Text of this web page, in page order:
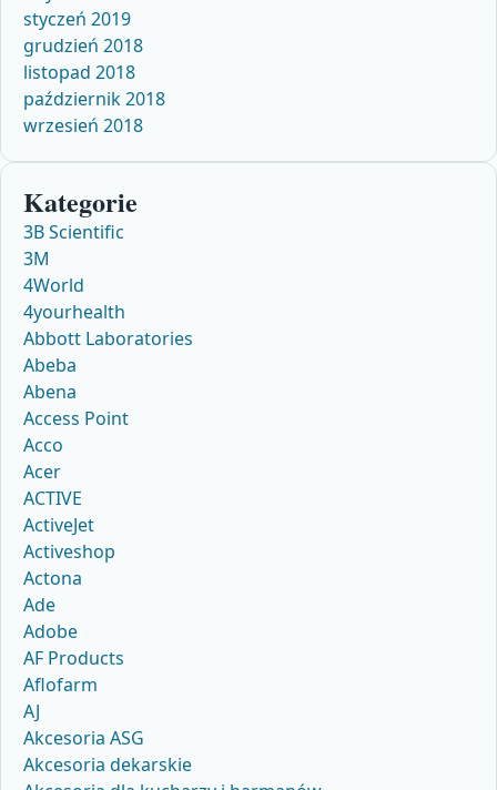
styczeń 2019
grudzień 2018
listopad 2018
październik 2018
wrzesień 2018
Kategorie
3B Scientific
3M
4World
4yourhealth
Abbott Laboratories
Abeba
Abena
Access Point
Acco
Acer
ACTIVE
ActiveJet
Activeshop
Actona
Ade
Adobe
AF Products
Aflofarm
AJ
Akcesoria ASG
Akcesoria dekarskie